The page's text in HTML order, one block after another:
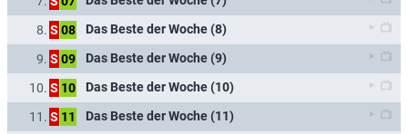
8. S 08 Das Beste der Woche (8)
9. S 09 Das Beste der Woche (9)
10. S 10 Das Beste der Woche (10)
11. S 11 Das Beste der Woche (11)